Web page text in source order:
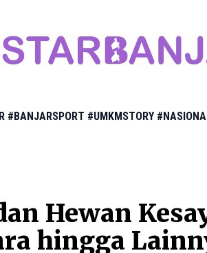
#BANJARSPORT #UMKMSTORY
Hewan
hingga